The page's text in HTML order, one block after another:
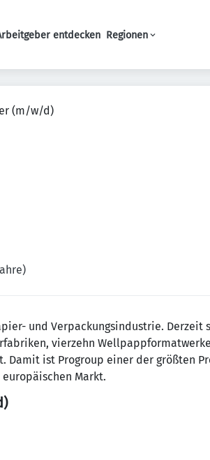
Navigation
entdecken Regionen
(m/w/d)
und Verpackungsindustrie. Derzeit
vierzehn
Damit ist Progroup einer der größten
Markt.